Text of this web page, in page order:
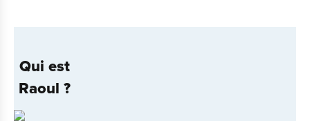
Qui est
Raoul ?